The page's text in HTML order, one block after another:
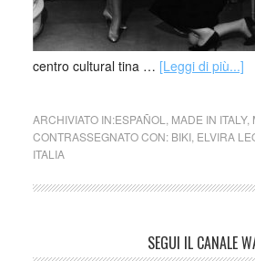
centro cultural tina … [Leggi di più...]
ARCHIVIATO IN:ESPAÑOL MADE IN ITALY,
CONTRASSEGNATO CON: BIKI, ELVIRA
ITALIA
SEGUI IL CANALE